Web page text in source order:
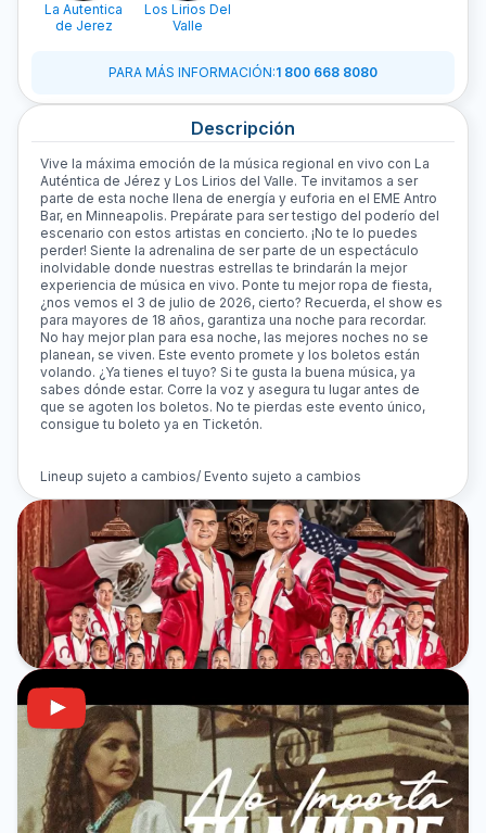
La Autentica
de Jerez
Los Lirios Del
Valle
PARA MÁS INFORMACIÓN:1 800 668 8080
Descripción
Vive la máxima emoción de la música regional en vivo con La
Auténtica de Jérez y Los Lirios del Valle. Te invitamos a ser
parte de esta noche llena de energía y euforia en el EME Antro
Bar, en Minneapolis. Prepárate para ser testigo del poderío del
escenario con estos artistas en concierto. ¡No te lo puedes
perder! Siente la adrenalina de ser parte de un espectáculo
inolvidable donde nuestras estrellas te brindarán la mejor
experiencia de música en vivo. Ponte tu mejor ropa de fiesta,
¿nos vemos el 3 de julio de 2026, cierto? Recuerda, el show es
para mayores de 18 años, garantiza una noche para recordar.
No hay mejor plan para esa noche, las mejores noches no se
planean, se viven. Este evento promete y los boletos están
volando. ¿Ya tienes el tuyo? Si te gusta la buena música, ya
sabes dónde estar. Corre la voz y asegura tu lugar antes de
que se agoten los boletos. No te pierdas este evento único,
consigue tu boleto ya en Ticketón.
Lineup sujeto a cambios/ Evento sujeto a cambios